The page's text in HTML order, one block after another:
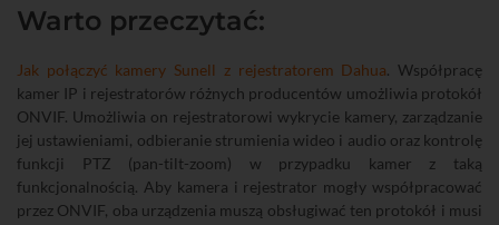
Warto przeczytać:
Jak połączyć kamery Sunell z rejestratorem Dahua. Współpracę
kamer IP i rejestratorów różnych producentów umożliwia protokół
ONVIF. Umożliwia on rejestratorowi wykrycie kamery, zarządzanie
jej ustawieniami, odbieranie strumienia wideo i audio oraz kontrolę
funkcji PTZ (pan-tilt-zoom) w przypadku kamer z taką
funkcjonalnością. Aby kamera i rejestrator mogły współpracować
przez ONVIF, oba urządzenia muszą obsługiwać ten protokół i musi